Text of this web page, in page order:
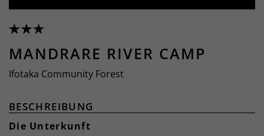
MANDRARE RIVER CAMP
Ifotaka Community Forest
BESCHREIBUNG
Die Unterkunft